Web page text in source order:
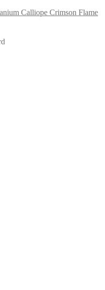
Calliope Crimson Flame